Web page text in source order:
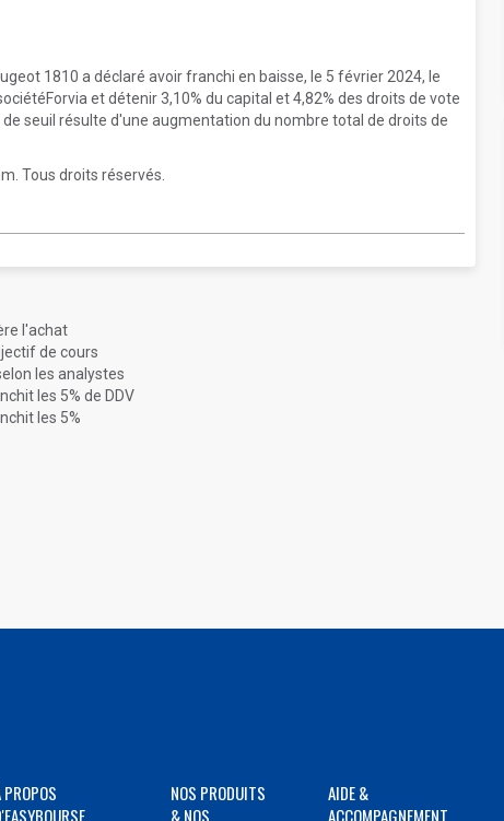
1810 a déclaré avoir franchi en baisse, le 5 février 2024, le
et détenir 3,10% du capital et 4,82% des droits de vote
seuil résulte d'une augmentation du nombre total de droits de
Tous droits réservés.
l'achat
de cours
les analystes
les 5% de DDV
les 5%
PROPOS
NOS PRODUITS
& NOS
AIDE &
ACCOMPAGNEMENT